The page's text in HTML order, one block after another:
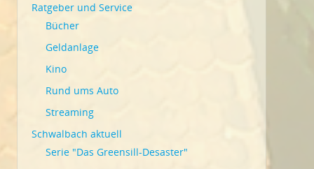
Ratgeber und Service
Bücher
Geldanlage
Kino
Rund ums Auto
Streaming
Schwalbach aktuell
Serie "Das Greensill-Desaster"